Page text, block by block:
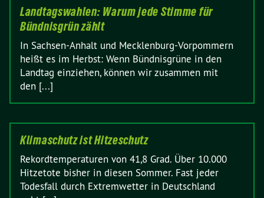
Landtagswahlen: Warum jede Stimme für
Bündnisgrün zählt
In Sachsen-Anhalt und Mecklenburg-Vorpommern
heißt es im Herbst: Wenn Bündnisgrüne in den
Landtag einziehen, können wir zusammen mit
den [...]
Klimaschutz ist Hitzeschutz
Rekordtemperaturen von 41,8 Grad. Über 10.000
Hitzetote bisher in diesen Sommer. Fast jeder
Todesfall durch Extremwetter in Deutschland